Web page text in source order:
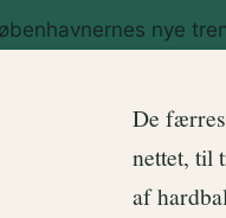
De
nettet, til
af